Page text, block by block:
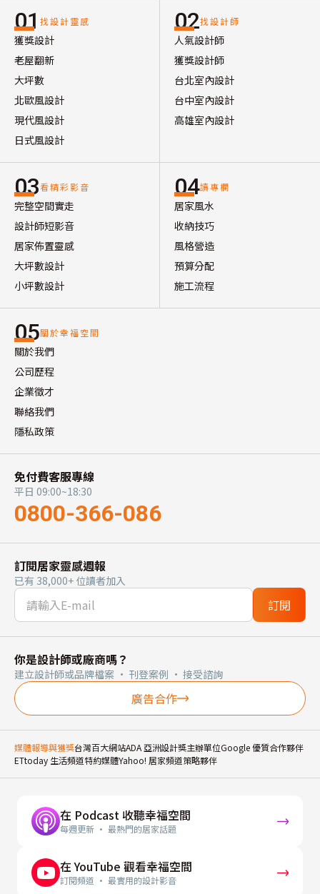
01 找設計靈感
獲獎設計
老屋翻新
大坪數
北歐風設計
現代風設計
日式風設計
02找設計師
人氣設計師
獲獎設計師
台北室內設計
台中室內設計
高雄室內設計
03看精彩影音
完整空間實走
設計師短影音
居家佈置靈感
大坪數設計
小坪數設計
04讀專欄
居家風水
收納技巧
風格營造
預算分配
施工流程
05關於幸福空間
關於我們
公司歷程
企業徵才
聯絡我們
隱私政策
免付費客服專線
平日 09:00~18:30
0800-366-086
訂閱居家靈感週報
已有 38,000+ 位讀者加入
訂閱
你是設計師或廠商嗎？
建立設計師或品牌檔案 · 刊登案例 · 接受諮詢
廣告合作
媒體報導與獲獎台灣百大網站ADA 亞洲設計獎主辦單位Google 優質合作夥伴
ETtoday 生活頻道特約媒體Yahoo! 居家頻道策略夥伴
在 Podcast 收聽幸福空間
每週更新 · 最熱門的居家話題
在 YouTube 觀看幸福空間
訂閱頻道 · 最實用的設計影音